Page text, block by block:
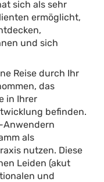
sich als sehr
ermöglicht,
und sich
Reise durch Ihr
das
in Ihrer
befinden.
Anwendern
als
nutzen. Diese
Leiden (akut
und